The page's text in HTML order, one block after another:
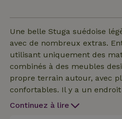
Une belle Stuga suédoise
avec de nombreux extras.
utilisant uniquement des
combinés à des meubles
propre terrain autour, avec
confortables. Il y a un
trouveras une grande cuisine
Continuez à lire